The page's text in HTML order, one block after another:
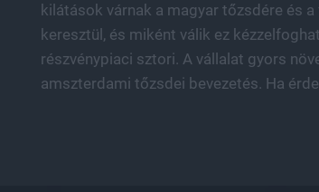
kilátások várnak a magyar tőzsdére és
keresztül, és miként válik ez
részvénypiaci sztori. A vállalat gyors
amszterdami tőzsdei bevezetés. Ha